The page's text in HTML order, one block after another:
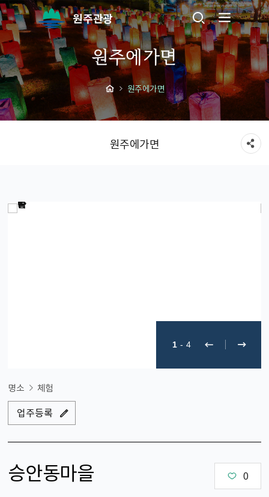
원주관광
원주에가면
원주에가면
원주에가면
1 - 4
명소 체험
업주등록
승안동마을 0